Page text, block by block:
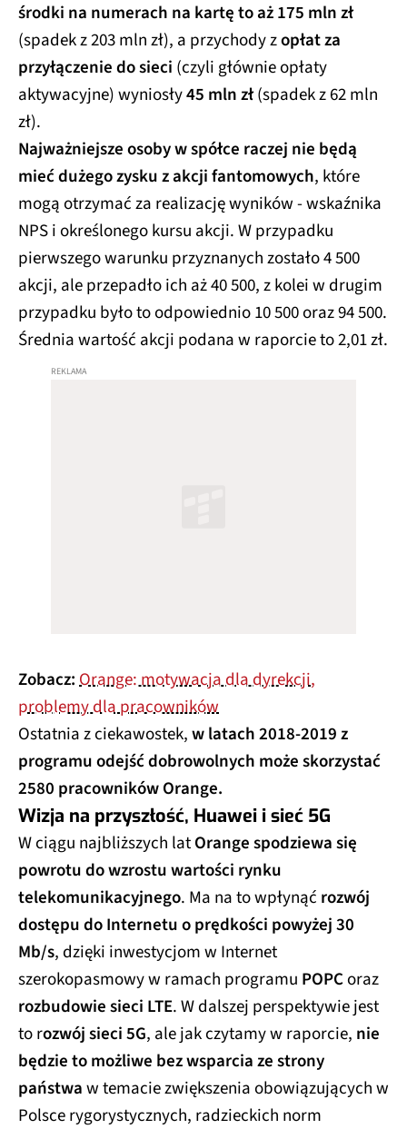
środki na numerach na kartę to aż 175 mln zł
(spadek z 203 mln zł), a przychody zopłat za
przyłączenie do sieci (czyli głównie opłaty
aktywacyjne) wyniosły45 mln zł(spadek z 62 mln
zł).
Najważniejsze osoby w spółce raczej nie będą
mieć dużego zysku z akcji fantomowych, które
mogą otrzymać za realizację wyników - wskaźnika
NPS i określonego kursu akcji. W przypadku
pierwszego warunku przyznanych zostało 4 500
akcji, ale przepadło ich aż 40 500, z kolei w drugim
przypadku było to odpowiednio 10 500 oraz 94 500.
Średnia wartość akcji podana w raporcie to 2,01 zł.
Zobacz:Orange: motywacja dla dyrekcji,
problemy dla pracowników
Ostatnia z ciekawostek,w latach 2018-2019 z
programu odejść dobrowolnych może skorzystać
2580 pracowników Orange.
Wizja na przyszłość, Huawei i sieć 5G
W ciągu najbliższych latOrange spodziewa się
powrotu do wzrostu wartości rynku
telekomunikacyjnego. Ma na to wpłynąć rozwój
dostępu do Internetu o prędkości powyżej 30
Mb/s, dzięki inwestycjom w Internet
szerokopasmowy w ramach programu POPCoraz
rozbudowie sieci LTE. W dalszej perspektywie jest
to rozwój sieci 5G, ale jak czytamy w raporcie, nie
będzie to możliwe bez wsparcia ze strony
państwaw temacie zwiększenia obowiązujących w
Polsce rygorystycznych, radzieckich norm